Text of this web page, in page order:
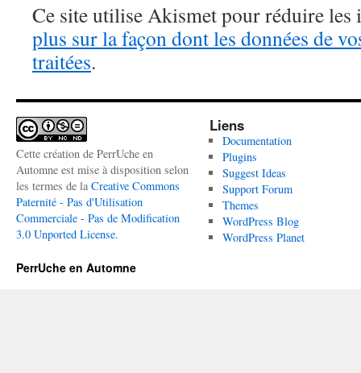
Ce site utilise Akismet pour réduire les
plus sur la façon dont les données de
traitées.
Cette création de PerrUche en
Automne est mise à disposition selon
les termes de la Creative Commons
Paternité - Pas d'Utilisation
Commerciale - Pas de Modification
3.0 Unported License.
Liens
Documentation
Plugins
Suggest Ideas
Support Forum
Themes
WordPress Blog
WordPress Planet
PerrUche en Automne